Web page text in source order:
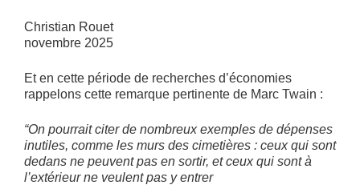
Christian Rouet
novembre 2025
Et en cette période de recherches d’économies
rappelons cette remarque pertinente de Marc Twain :
“On pourrait citer de nombreux exemples de dépenses
inutiles, comme les murs des cimetières : ceux qui sont
dedans ne peuvent pas en sortir, et ceux qui sont à
l’extérieur ne veulent pas y entrer